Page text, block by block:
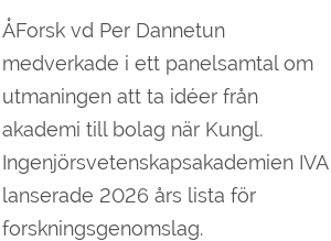
ÅForsk vd Per Dannetun
medverkade i ett panelsamtal om
utmaningen att ta idéer från
akademi till bolag när Kungl.
Ingenjörsvetenskapsakademien IVA
lanserade 2026 års lista för
forskningsgenomslag.